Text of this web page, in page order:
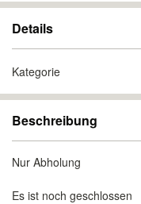
Details
Kategorie
Beschreibung
Nur Abholung
Es ist noch geschlossen